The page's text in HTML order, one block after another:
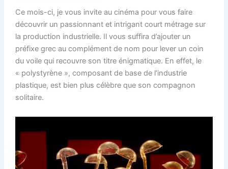
Ce mois-ci, je vous invite au cinéma pour vous faire
découvrir un passionnant et intrigant court métrage sur
la production industrielle. Il vous suffira d’ajouter un
préfixe grec au complément de nom pour lever un coin
du voile qui recouvre son titre énigmatique. En effet, le
« polystyrène », composant de base de l’industrie
plastique, est bien plus célèbre que son compagnon
solitaire.